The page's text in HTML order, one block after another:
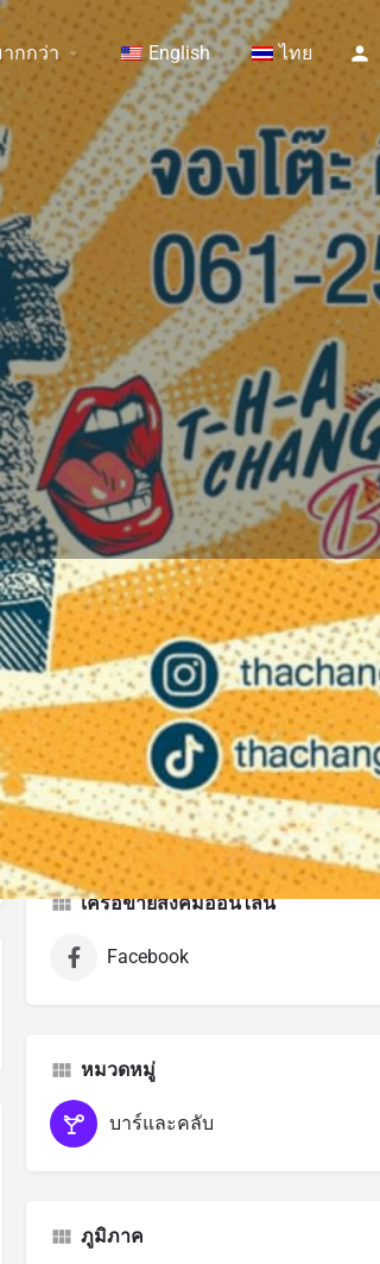
กกว่า English ไทย
จกรรม 0 งาน
โทรเลยตอนนี้ บุ๊กมาร์ก
Opens in 10 minutes
เครือข่ายสังคมออนไลน์
Facebook
หมวดหมู่
บาร์และคลับ
ภูมิภาค